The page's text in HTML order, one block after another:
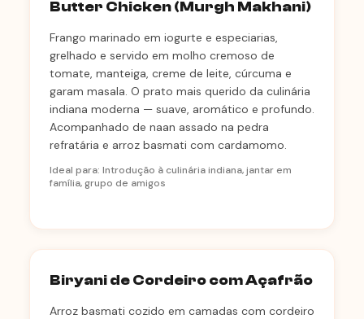
Butter Chicken (Murgh Makhani)
Frango marinado em iogurte e especiarias,
grelhado e servido em molho cremoso de
tomate, manteiga, creme de leite, cúrcuma e
garam masala. O prato mais querido da culinária
indiana moderna — suave, aromático e profundo.
Acompanhado de naan assado na pedra
refratária e arroz basmati com cardamomo.
Ideal para: Introdução à culinária indiana, jantar em
família, grupo de amigos
Biryani de Cordeiro com Açafrão
Arroz basmati cozido em camadas com cordeiro